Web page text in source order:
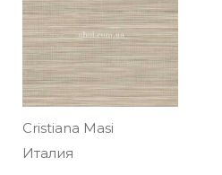
Cristiana Masi
Италия